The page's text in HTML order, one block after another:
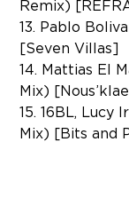
Remix)
13. Pablo
[Seven Villas]
14. Mattias El
Mix)
15. 16BL, Lucy
Mix) [Bits and